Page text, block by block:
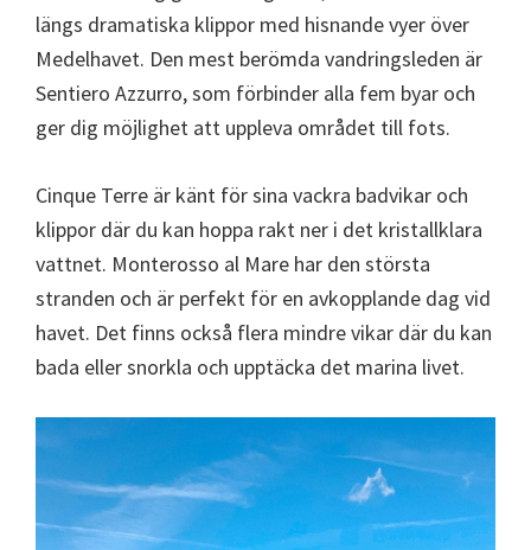
längs dramatiska klippor med hisnande vyer över
Medelhavet. Den mest berömda vandringsleden är
Sentiero Azzurro, som förbinder alla fem byar och
ger dig möjlighet att uppleva området till fots.
Cinque Terre är känt för sina vackra badvikar och
klippor där du kan hoppa rakt ner i det kristallklara
vattnet. Monterosso al Mare har den största
stranden och är perfekt för en avkopplande dag vid
havet. Det finns också flera mindre vikar där du kan
bada eller snorkla och upptäcka det marina livet.